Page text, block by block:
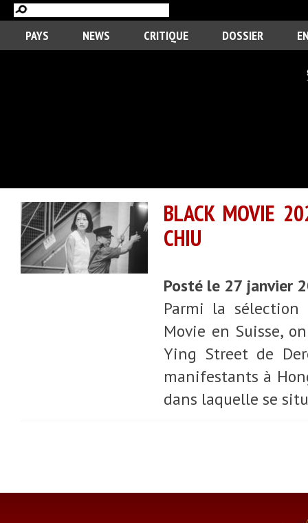
PAYS NEWS CRITIQUE DOSSIER
BLACK MOVIE
CHIU
Posté le 27 janvier
Parmi la
Movie en Suisse,
Ying Street de
manifestants à
dans laquelle se